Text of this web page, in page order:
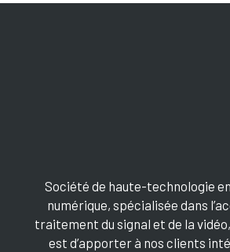
Société de haute-technologie
numérique, spécialisée dans
traitement du signal et de la
est d’apporter à nos clients